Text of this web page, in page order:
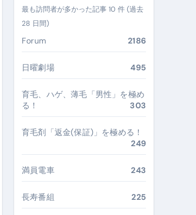
／ソラシドエアを目的別に選ぶコツと、失敗し
れている新定番ドメイン
#健康 #雑学 #ナレーター #小林将大
#健康 #雑学 #ナレーター #小林将大
#健康 #雑学 #ナレーター #小林将大
び方・洗い方・Q&Aまで
に最適解を出す快眠ガイド
幹”を育てる選び方＆続け方ガイド
する究極の旅術
最も訪問者が多かった記事 10 件 (過去
28 日間)
Forum 2186
日曜劇場 495
育毛、ハゲ、薄毛「男性」を極め
る！
303
育毛剤「返金(保証)」を極める！
249
満員電車 243
長寿番組 225